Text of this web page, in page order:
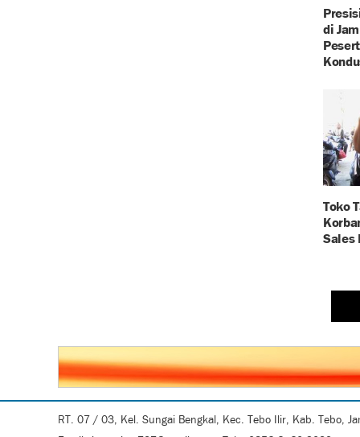
di
Toko
Sales
RT. 07 / 03, Kel. Sungai Bengkal, Kec. Tebo Ilir, Kab. Tebo,